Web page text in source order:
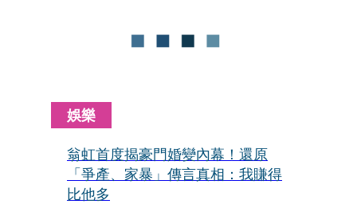
娛樂
翁虹首度揭豪門婚變內幕！還原
「爭產、家暴」傳言真相：我賺得
比他多